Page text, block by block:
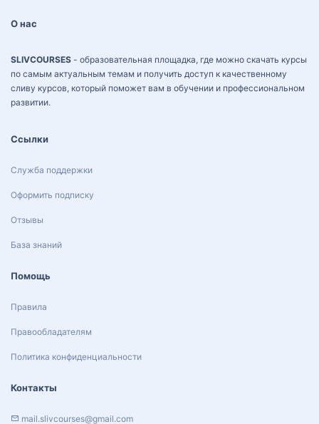
О нас
SLIVCOURSES - образовательная площадка, где можно скачать курсы
по самым актуальным темам и получить доступ к качественному
сливу курсов, который поможет вам в обучении и профессиональном
развитии.
Ссылки
Служба поддержки
Оформить подписку
Отзывы
База знаний
Помощь
Правила
Правообладателям
Политика конфиденциальности
Контакты
mail.slivcourses@gmail.com